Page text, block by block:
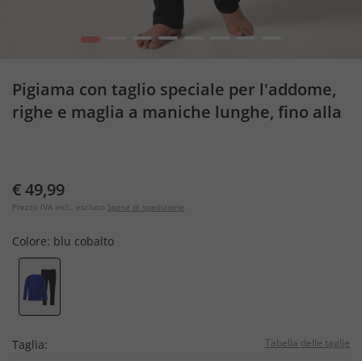
1 3 4
Pigiama con taglio speciale per l'addome,
righe e maglia a maniche lunghe, fino alla
€ 49,99
Prezzo IVA incl., escluso Spese di spedizione
Colore: blu cobalto
Taglia: Tabella delle taglie